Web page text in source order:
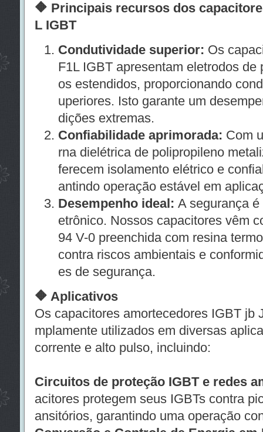
🔶 Principais recursos dos
L IGBT
Condutividade superior: Os
F1L IGBT apresentam eletrodos
os estendidos, proporcionando
uperiores. Isto garante um
dições extremas.
Confiabilidade aprimorada: Com
rna dielétrica de polipropileno
ferecem isolamento elétrico e
antindo operação estável em
Desempenho ideal: A segurança
etrônico. Nossos capacitores vêm
94 V-0 preenchida com resina
contra riscos ambientais e
es de segurança.
🔶 Aplicativos
Os capacitores amortecedores IGBT jb
mplamente utilizados em diversas
corrente e alto pulso, incluindo:
Circuitos de proteção IGBT e redes
acitores protegem seus IGBTs contra
ansitórios, garantindo uma operação